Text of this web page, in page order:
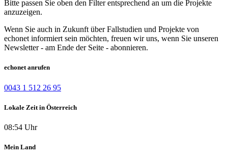
Bitte passen Sie oben den Filter entsprechend an um die Projekte
anzuzeigen.
Wenn Sie auch in Zukunft über Fallstudien und Projekte von
echonet informiert sein möchten, freuen wir uns, wenn Sie unseren
Newsletter - am Ende der Seite - abonnieren.
echonet anrufen
0043 1 512 26 95
Lokale Zeit in Österreich
08:54 Uhr
Mein Land